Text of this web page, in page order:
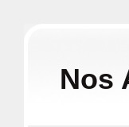
Nos